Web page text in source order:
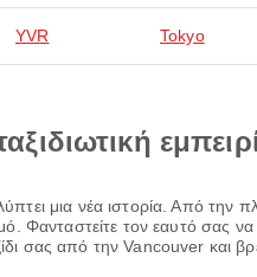
YVR Tokyo
μια νέα ιστορία. Από την
Φανταστείτε τον εαυτό σας
σας από την Vancouver και